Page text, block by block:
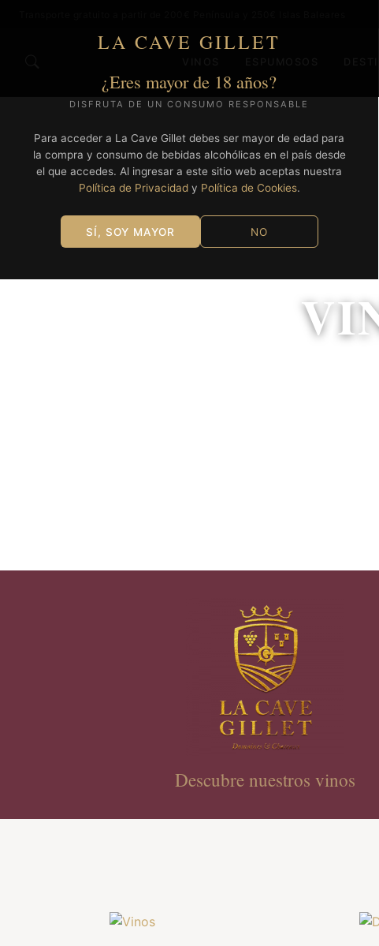
LA CAVE GILLET
¿Eres mayor de 18 años?
DISFRUTA DE UN CONSUMO RESPONSABLE
Para acceder a La Cave Gillet debes ser mayor de edad para
la compra y consumo de bebidas alcohólicas en el país desde
el que accedes. Al ingresar a este sitio web aceptas nuestra
Política de Privacidady Política de Cookies.
SÍ, SOY MAYOR NO
Descubre nuestros vinos